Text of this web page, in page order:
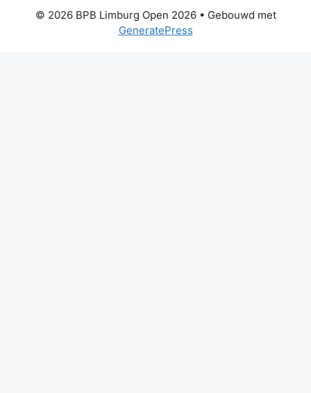
© 2026 BPB Limburg Open 2026• Gebouwd met
GeneratePress